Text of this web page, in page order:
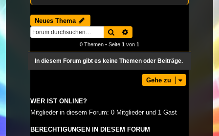
Neues Thema
Suche
0 Themen • Seite 1 von 1
In diesem Forum gibt es keine Themen oder Beiträge.
Gehe zu
WER IST ONLINE?
Mitglieder in diesem Forum: 0 Mitglieder und 1 Gast
BERECHTIGUNGEN IN DIESEM FORUM